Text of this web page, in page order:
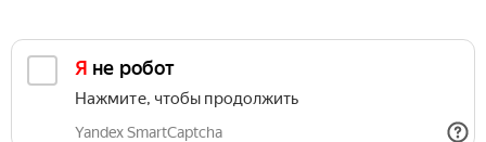
Я не робот
Нажмите, чтобы продолжить
Yandex SmartCaptcha